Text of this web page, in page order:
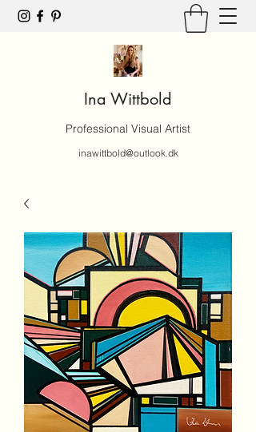
Ina Wittbold
Professional Visual Artist
inawittbold@outlook.dk